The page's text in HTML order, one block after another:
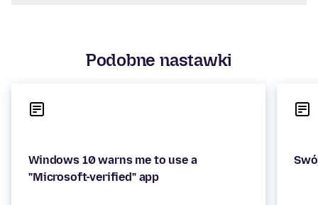
Podobne nastawki
Windows 10 warns me to use a